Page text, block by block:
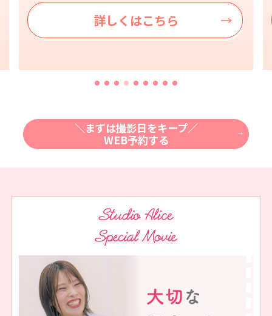
詳しくはこちら
＼まずは撮影日をキープ／
WEB予約する